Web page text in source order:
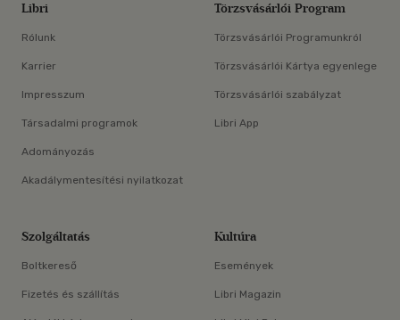
Libri
Rólunk
Karrier
Impresszum
Társadalmi programok
Adományozás
Akadálymentesítési nyilatkozat
Törzsvásárlói Program
Törzsvásárlói Programunkról
Törzsvásárlói Kártya egyenlege
Törzsvásárlói szabályzat
Libri App
Szolgáltatás
Boltkereső
Fizetés és szállítás
Kultúra
Események
Libri Magazin